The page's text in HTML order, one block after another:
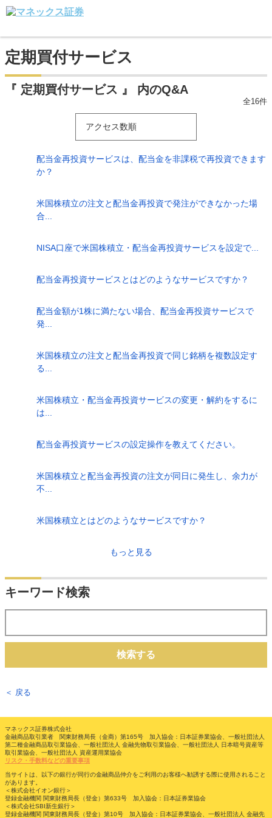
定期買付サービス
『 定期買付サービス 』 内のQ&A
全16件
アクセス数順
配当金再投資サービスは、配当金を非課税で再投資できます
か？
米国株積立の注文と配当金再投資で発注ができなかった場
合...
NISA口座で米国株積立・配当金再投資サービスを設定で...
配当金再投資サービスとはどのようなサービスですか？
配当金額が1株に満たない場合、配当金再投資サービスで
発...
米国株積立の注文と配当金再投資で同じ銘柄を複数設定す
る...
米国株積立・配当金再投資サービスの変更・解約をするに
は...
配当金再投資サービスの設定操作を教えてください。
米国株積立と配当金再投資の注文が同日に発生し、余力が
不...
米国株積立とはどのようなサービスですか？
もっと見る
キーワード検索
検索する
＜ 戻る
マネックス証券株式会社
金融商品取引業者 関東財務局長（金商）第165号 加入協会：日本証券業協会、一般社団法人
第二種金融商品取引業協会、一般社団法人 金融先物取引業協会、一般社団法人 日本暗号資産等
取引業協会、一般社団法人 資産運用業協会
リスク・手数料などの重要事項
当サイトは、以下の銀行が同行の金融商品仲介をご利用のお客様へ勧誘する際に使用されること
があります。
＜株式会社イオン銀行＞
登録金融機関 関東財務局長（登金）第633号 加入協会：日本証券業協会
＜株式会社SBI新生銀行＞
登録金融機関 関東財務局長（登金）第10号 加入協会：日本証券業協会、一般社団法人 金融先